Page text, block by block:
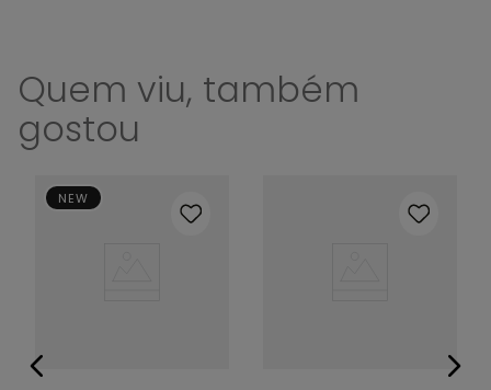
Quem viu, também
gostou
NEW